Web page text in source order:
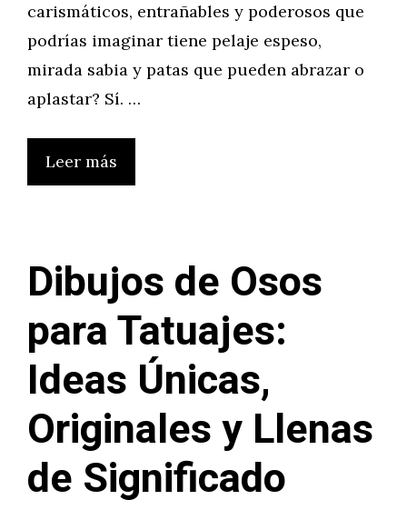
carismáticos, entrañables y poderosos que
podrías imaginar tiene pelaje espeso,
mirada sabia y patas que pueden abrazar o
aplastar? Sí. …
Leer más
Dibujos de Osos
para Tatuajes:
Ideas Únicas,
Originales y Llenas
de Significado